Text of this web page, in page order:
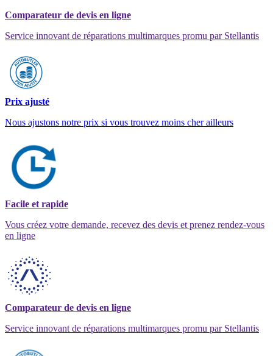
Comparateur de devis en ligne
Service innovant de réparations multimarques promu par Stellantis
Prix ajusté
Nous ajustons notre prix si vous trouvez moins cher ailleurs
Facile et rapide
Vous créez votre demande, recevez des devis et prenez rendez-vous
en ligne
Comparateur de devis en ligne
Service innovant de réparations multimarques promu par Stellantis